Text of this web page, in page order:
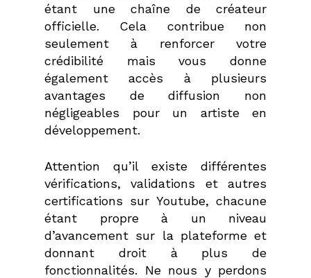
étant une chaîne de créateur
officielle. Cela contribue non
seulement à renforcer votre
crédibilité mais vous donne
également accès à plusieurs
avantages de diffusion non
négligeables pour un artiste en
développement.
Attention qu’il existe différentes
vérifications, validations et autres
certifications sur Youtube, chacune
étant propre à un niveau
d’avancement sur la plateforme et
donnant droit à plus de
fonctionnalités. Ne nous y perdons